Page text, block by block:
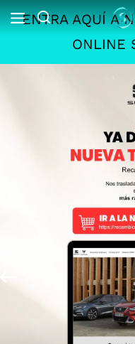
ENTRA AQUÍ A
ONLINE